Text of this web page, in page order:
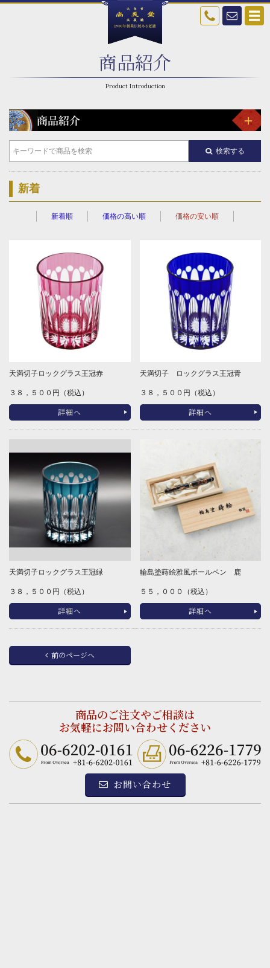
商品紹介
新着
検索する
新着順 価格の高い順 価格の安い順
天満切子ロックグラス王冠赤
３８，５００円（税込）
詳細へ
天満切子 ロックグラス王冠青
３８，５００円（税込）
詳細へ
天満切子ロックグラス王冠緑
３８，５００円（税込）
詳細へ
輪島塗蒔絵雅風ボールペン 鹿
５５，０００（税込）
詳細へ
前のページへ
商品のご注文やご相談は
お気軽にお問い合わせください
お問い合わせ